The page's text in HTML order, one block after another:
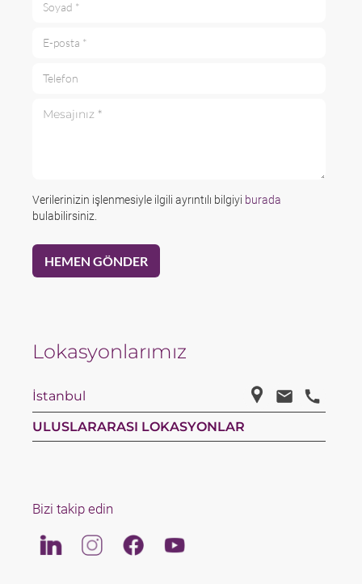
Verilerinizin işlenmesiyle ilgili ayrıntılı bilgiyi burada
bulabilirsiniz.
Lokasyonlarımız
İstanbul
ULUSLARARASI LOKASYONLAR
Bizi takip edin
LinkedinInstagramFacebookYoutube